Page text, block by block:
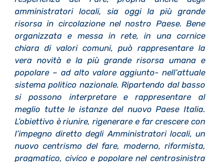
amministratori locali, sia oggi la più grande
risorsa in circolazione nel nostro Paese. Bene
organizzata e messa in rete, in una cornice
chiara di valori comuni, può rappresentare la
vera novità e la più grande risorsa umana e
popolare – ad alto valore aggiunto- nell’attuale
sistema politico nazionale. Ripartendo dal basso
si possono interpretare e rappresentare al
meglio tutte le istanze del nuovo Paese Italia.
L’obiettivo è riunire, rigenerare e far crescere con
l’impegno diretto degli Amministratori locali, un
nuovo centrismo del fare, moderno, riformista,
pragmatico, civico e popolare nel centrosinistra